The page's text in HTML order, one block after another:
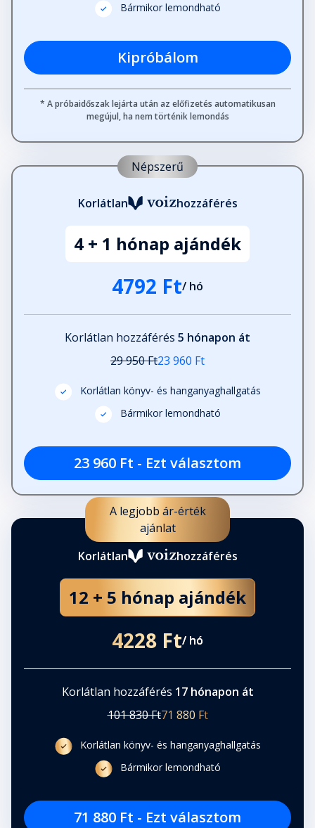
Bármikor lemondható
Kipróbálom
* A próbaidőszak lejárta után az előfizetés automatikusan
megújul, ha nem történik lemondás
Népszerű
Korlátlan hozzáférés
4 + 1 hónap ajándék
4792 Ft/ hó
Korlátlan hozzáférés 5 hónapon át
29 950 Ft23 960 Ft
Korlátlan könyv- és hanganyaghallgatás
Bármikor lemondható
23 960 Ft - Ezt választom
A legjobb ár-érték
ajánlat
Korlátlan
hozzáférés
12 + 5 hónap ajándék
4228 Ft/ hó
Korlátlan hozzáférés 17 hónapon át
101 830 Ft71 880 Ft
Korlátlan könyv- és hanganyaghallgatás
Bármikor lemondható
71 880 Ft - Ezt választom